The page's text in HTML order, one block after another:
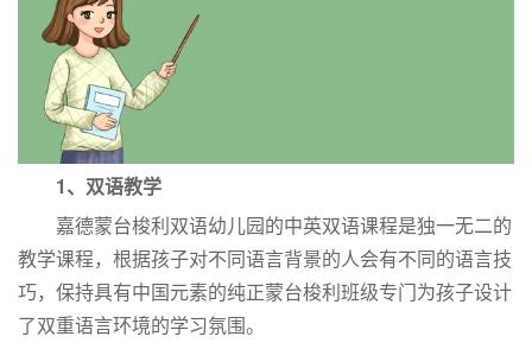
1、双语教学
嘉德蒙台梭利双语幼儿园的中英双语课程是独一无二的
教学课程，根据孩子对不同语言背景的人会有不同的语言技
巧，保持具有中国元素的纯正蒙台梭利班级专门为孩子设计
了双重语言环境的学习氛围。